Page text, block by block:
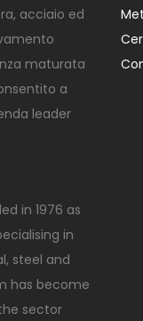
acciaio ed
maturata
a
leader
in 1976 as
in
steel and
has become
sector